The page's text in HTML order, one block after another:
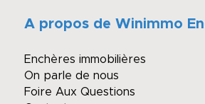
A propos de Winimmo
Enchères immobilières
On parle de nous
Foire Aux Questions